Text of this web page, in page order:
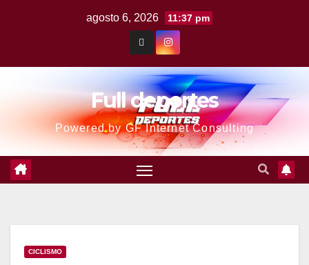
agosto 6, 2026 11:37 pm
Full deportes
Powered by GF Internet Consulting
CICLISMO